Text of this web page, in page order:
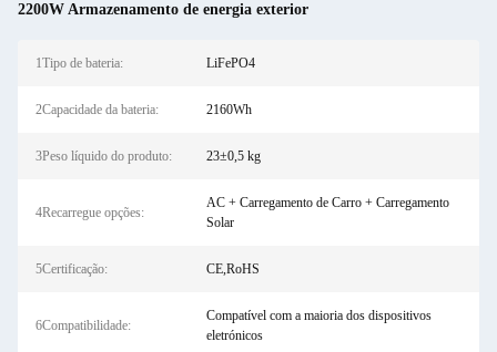
2200W Armazenamento de energia exterior
1Tipo de bateria: LiFePO4
2Capacidade da bateria: 2160Wh
3Peso líquido do produto: 23±0,5 kg
4Recarregue opções:
AC + Carregamento de Carro + Carregamento
Solar
5Certificação: CE,RoHS
6Compatibilidade:
Compatível com a maioria dos dispositivos
eletrónicos